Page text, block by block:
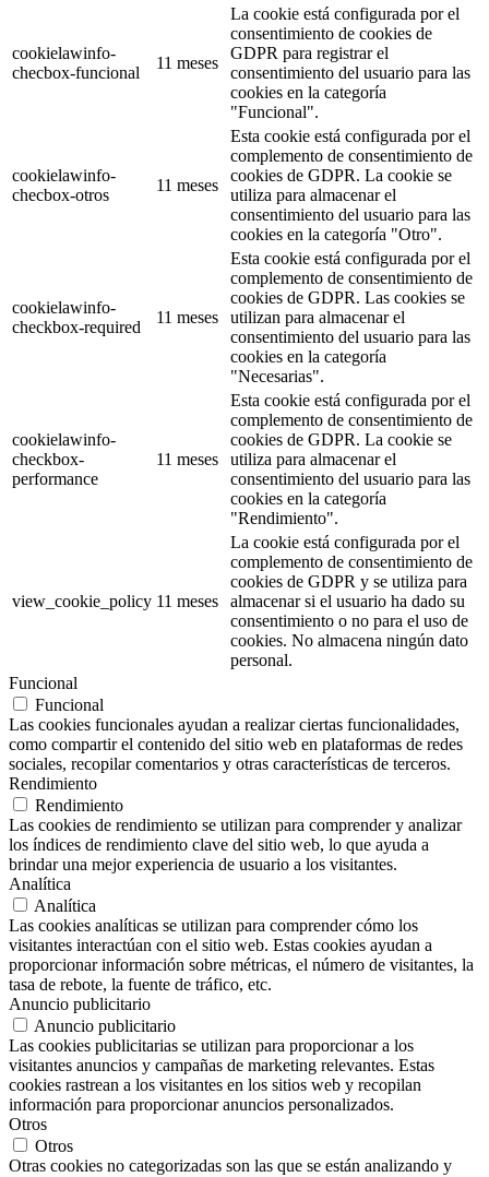
cookielawinfo-
checbox-funcional
11 meses
La cookie está configurada por el
consentimiento de cookies de
GDPR para registrar el
consentimiento del usuario para las
cookies en la categoría
"Funcional".
cookielawinfo-
checbox-otros
11 meses
Esta cookie está configurada por el
complemento de consentimiento de
cookies de GDPR. La cookie se
utiliza para almacenar el
consentimiento del usuario para las
cookies en la categoría "Otro".
cookielawinfo-
checkbox-required
11 meses
Esta cookie está configurada por el
complemento de consentimiento de
cookies de GDPR. Las cookies se
utilizan para almacenar el
consentimiento del usuario para las
cookies en la categoría
"Necesarias".
cookielawinfo-
checkbox-
performance
11 meses
Esta cookie está configurada por el
complemento de consentimiento de
cookies de GDPR. La cookie se
utiliza para almacenar el
consentimiento del usuario para las
cookies en la categoría
"Rendimiento".
view_cookie_policy 11 meses
La cookie está configurada por el
complemento de consentimiento de
cookies de GDPR y se utiliza para
almacenar si el usuario ha dado su
consentimiento o no para el uso de
cookies. No almacena ningún dato
personal.
Funcional
Funcional
Las cookies funcionales ayudan a realizar ciertas funcionalidades,
como compartir el contenido del sitio web en plataformas de redes
sociales, recopilar comentarios y otras características de terceros.
Rendimiento
Rendimiento
Las cookies de rendimiento se utilizan para comprender y analizar
los índices de rendimiento clave del sitio web, lo que ayuda a
brindar una mejor experiencia de usuario a los visitantes.
Analítica
Analítica
Las cookies analíticas se utilizan para comprender cómo los
visitantes interactúan con el sitio web. Estas cookies ayudan a
proporcionar información sobre métricas, el número de visitantes, la
tasa de rebote, la fuente de tráfico, etc.
Anuncio publicitario
Anuncio publicitario
Las cookies publicitarias se utilizan para proporcionar a los
visitantes anuncios y campañas de marketing relevantes. Estas
cookies rastrean a los visitantes en los sitios web y recopilan
información para proporcionar anuncios personalizados.
Otros
Otros
Otras cookies no categorizadas son las que se están analizando y